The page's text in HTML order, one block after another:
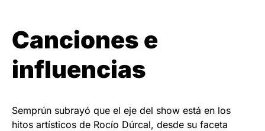
Canciones e
influencias
Semprún subrayó que el eje del show está en los
hitos artísticos de Rocío Dúrcal, desde su faceta